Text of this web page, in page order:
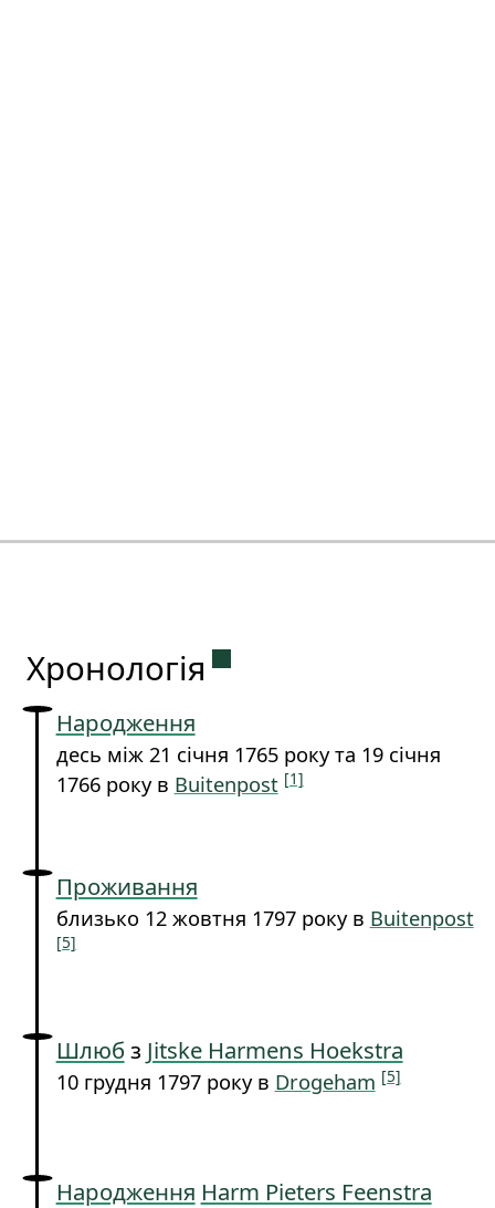
Хронологія Постійне посилання
Народження
десь між 21 січня 1765 року та 19 січня
1766 року в Buitenpost [1]
Проживання
близько 12 жовтня 1797 року в Buitenpost
[5]
Шлюб з Jitske Harmens Hoekstra
10 грудня 1797 року в Drogeham [5]
Народження Harm Pieters Feenstra